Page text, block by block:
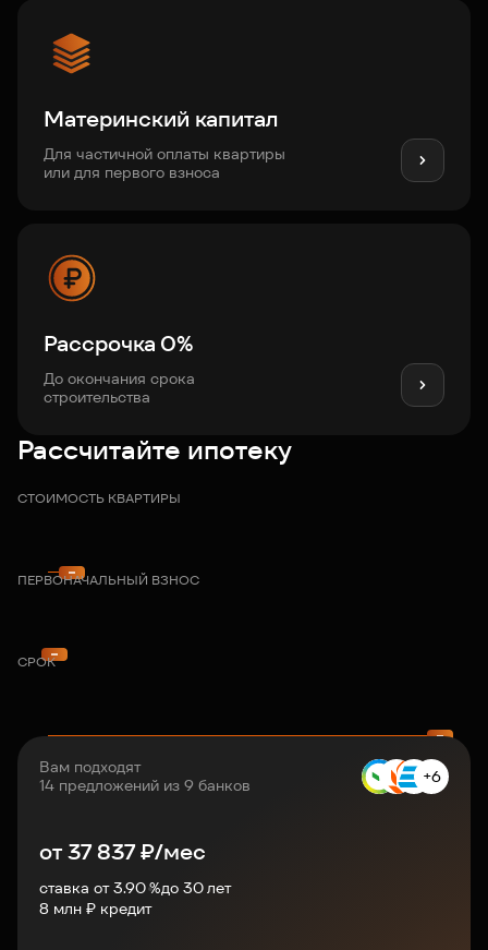
Материнский капитал
Для частичной оплаты квартиры
или для первого взноса
Рассрочка 0%
До окончания срока
строительства
Рассчитайте ипотеку
СТОИМОСТЬ КВАРТИРЫ
ПЕРВОНАЧАЛЬНЫЙ ВЗНОС
СРОК
Вам подходят
14 предложений из 9 банков
+6
от37 837₽/мес
ставка от 3.90 %до 30лет
8 млн ₽ кредит